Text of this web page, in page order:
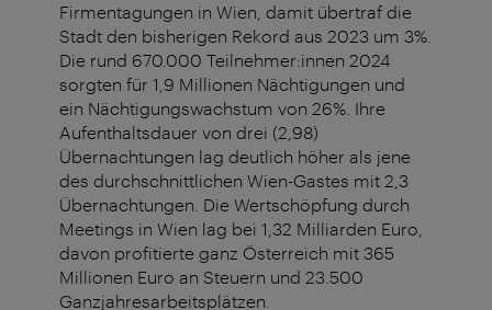
Firmentagungen in Wien, damit übertraf die
Stadt den bisherigen Rekord aus 2023 um 3%.
Die rund 670.000 Teilnehmer:innen 2024
sorgten für 1,9 Millionen Nächtigungen und
ein Nächtigungswachstum von 26%. Ihre
Aufenthaltsdauer von drei (2,98)
Übernachtungen lag deutlich höher als jene
des durchschnittlichen Wien-Gastes mit 2,3
Übernachtungen. Die Wertschöpfung durch
Meetings in Wien lag bei 1,32 Milliarden Euro,
davon profitierte ganz Österreich mit 365
Millionen Euro an Steuern und 23.500
Ganzjahresarbeitsplätzen.